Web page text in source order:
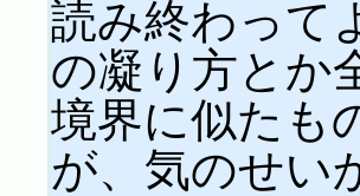
読み終わって
の凝り方とか
境界に似たも
が、気のせい